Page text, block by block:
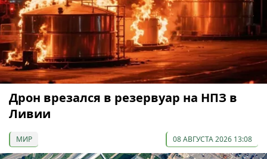
Дрон врезался в резервуар на НПЗ в
Ливии
МИР 08 АВГУСТА 2026 13:08